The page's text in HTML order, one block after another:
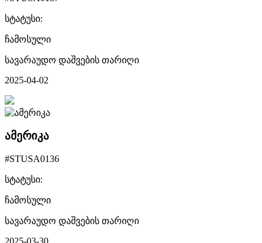
სტატუსი:
ჩამოსული
სავარაუდო დაშვების თარიღი
2025-04-02
ამერიკა
#STUSA0136
სტატუსი:
ჩამოსული
სავარაუდო დაშვების თარიღი
2025-03-30